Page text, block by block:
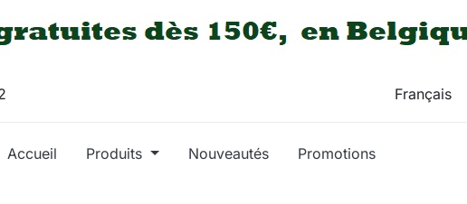
Accueil Produits Nouveautés Promotions